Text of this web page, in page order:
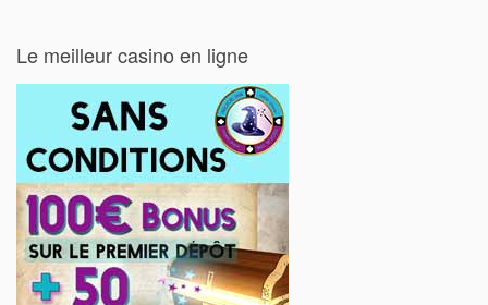
Le meilleur casino en ligne